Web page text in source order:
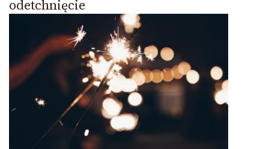
odetchnięcie